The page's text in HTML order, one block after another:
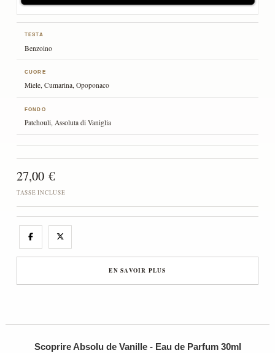
TESTA
Benzoino
CUORE
Miele, Cumarina, Opoponaco
FONDO
Patchouli, Assoluta di Vaniglia
27,00 €
TASSE INCLUSE
EN SAVOIR PLUS
Scoprire Absolu de Vanille - Eau de Parfum 30ml